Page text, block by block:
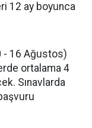
12 ay boyunca
- 16 Ağustos)
ortalama 4
Sınavlarda